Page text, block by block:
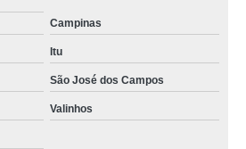
Campinas
Itu
São José dos Campos
Valinhos